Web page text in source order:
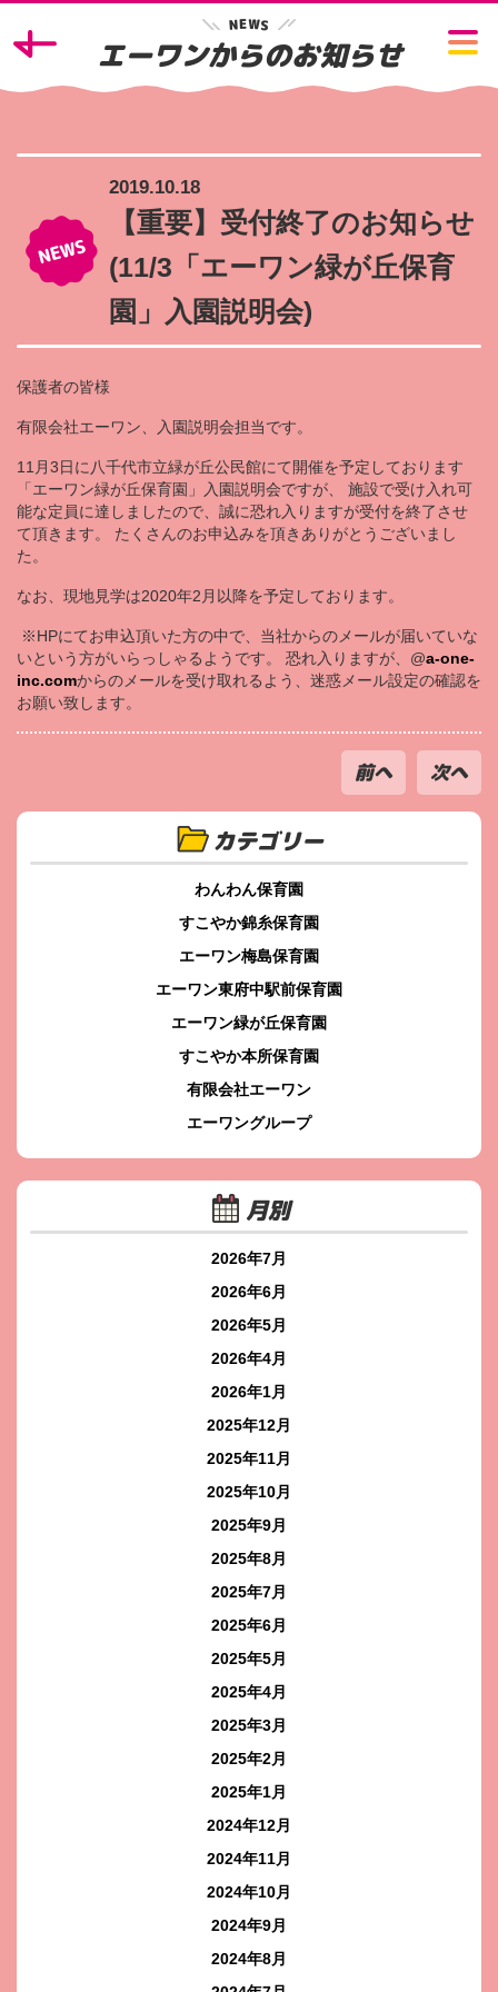
NEWS
エーワンからのお知らせ
2019.10.18
【重要】受付終了のお知らせ
(11/3「エーワン緑が丘保育
園」入園説明会)
保護者の皆様
有限会社エーワン、入園説明会担当です。
11月3日に八千代市立緑が丘公民館にて開催を予定しております
「エーワン緑が丘保育園」入園説明会ですが、 施設で受け入れ可
能な定員に達しましたので、誠に恐れ入りますが受付を終了させ
て頂きます。 たくさんのお申込みを頂きありがとうございまし
た。
なお、現地見学は2020年2月以降を予定しております。
※HPにてお申込頂いた方の中で、当社からのメールが届いていな
いという方がいらっしゃるようです。 恐れ入りますが、@a-one-
inc.comからのメールを受け取れるよう、迷惑メール設定の確認を
お願い致します。
前へ 次へ
カテゴリー
わんわん保育園
すこやか錦糸保育園
エーワン梅島保育園
エーワン東府中駅前保育園
エーワン緑が丘保育園
すこやか本所保育園
有限会社エーワン
エーワングループ
月別
2026年7月
2026年6月
2026年5月
2026年4月
2026年1月
2025年12月
2025年11月
2025年10月
2025年9月
2025年8月
2025年7月
2025年6月
2025年5月
2025年4月
2025年3月
2025年2月
2025年1月
2024年12月
2024年11月
2024年10月
2024年9月
2024年8月